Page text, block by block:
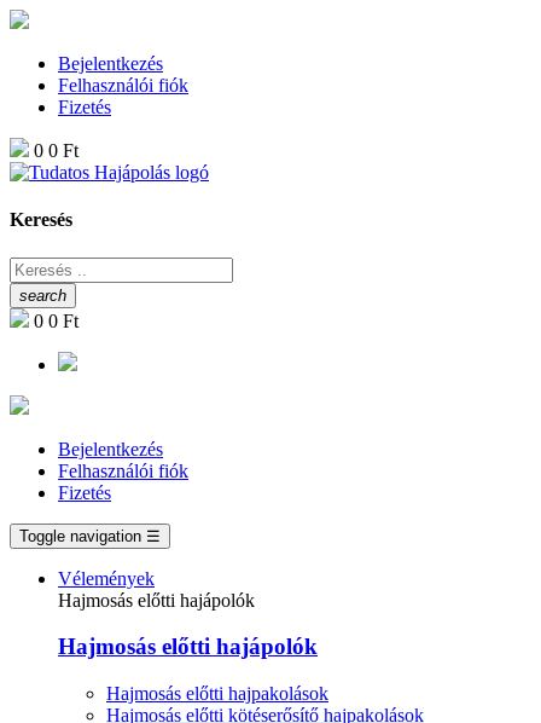
Bejelentkezés
Felhasználói fiók
Fizetés
0 0 Ft
Keresés
search
0 0 Ft
Bejelentkezés
Felhasználói fiók
Fizetés
Toggle navigation ☰
Vélemények
Hajmosás előtti hajápolók
Hajmosás előtti hajápolók
Hajmosás előtti hajpakolások
Hajmosás előtti kötéserősítő hajpakolások